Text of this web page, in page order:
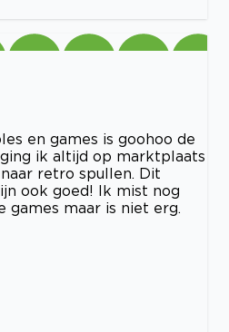
en games is goohoo de
ik altijd op marktplaats
retro spullen. Dit
ook goed! Ik mist nog
games maar is niet erg.